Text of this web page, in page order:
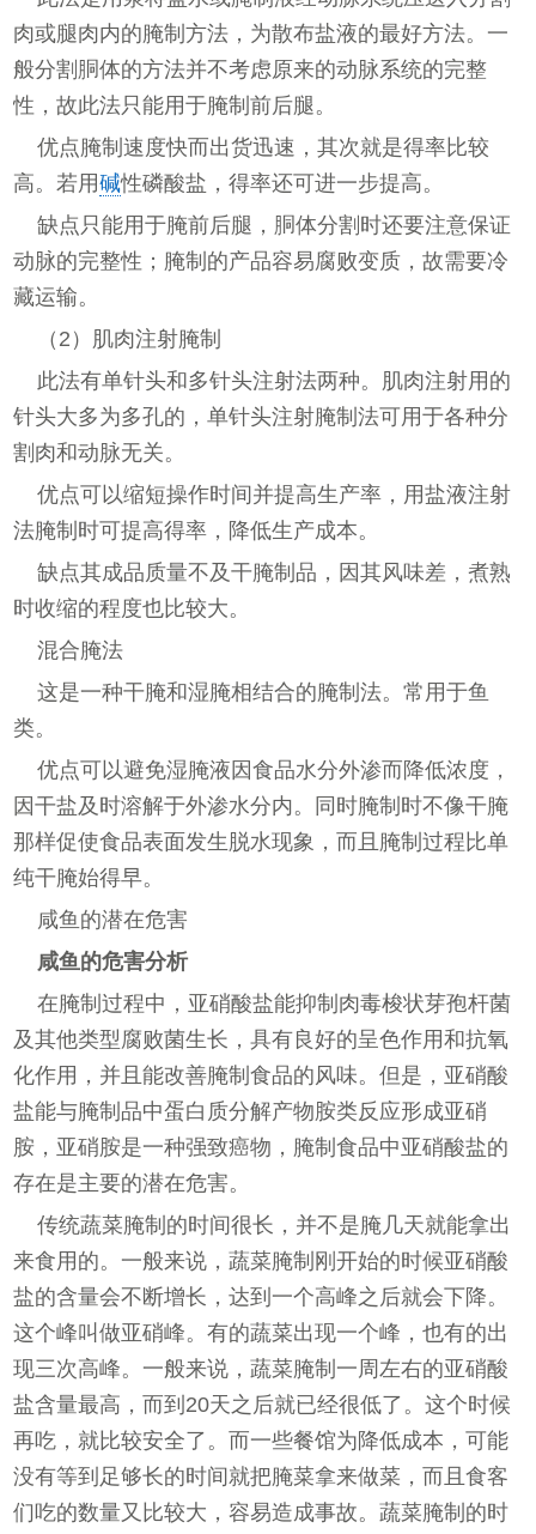
肉或腿肉内的腌制方法，为散布盐液的最好方法。一
般分割胴体的方法并不考虑原来的动脉系统的完整
性，故此法只能用于腌制前后腿。
优点腌制速度快而出货迅速，其次就是得率比较
高。若用碱性磷酸盐，得率还可进一步提高。
缺点只能用于腌前后腿，胴体分割时还要注意保证
动脉的完整性；腌制的产品容易腐败变质，故需要冷
藏运输。
（2）肌肉注射腌制
此法有单针头和多针头注射法两种。肌肉注射用的
针头大多为多孔的，单针头注射腌制法可用于各种分
割肉和动脉无关。
优点可以缩短操作时间并提高生产率，用盐液注射
法腌制时可提高得率，降低生产成本。
缺点其成品质量不及干腌制品，因其风味差，煮熟
时收缩的程度也比较大。
混合腌法
这是一种干腌和湿腌相结合的腌制法。常用于鱼
类。
优点可以避免湿腌液因食品水分外渗而降低浓度，
因干盐及时溶解于外渗水分内。同时腌制时不像干腌
那样促使食品表面发生脱水现象，而且腌制过程比单
纯干腌始得早。
咸鱼的潜在危害
咸鱼的危害分析
在腌制过程中，亚硝酸盐能抑制肉毒梭状芽孢杆菌
及其他类型腐败菌生长，具有良好的呈色作用和抗氧
化作用，并且能改善腌制食品的风味。但是，亚硝酸
盐能与腌制品中蛋白质分解产物胺类反应形成亚硝
胺，亚硝胺是一种强致癌物，腌制食品中亚硝酸盐的
存在是主要的潜在危害。
传统蔬菜腌制的时间很长，并不是腌几天就能拿出
来食用的。一般来说，蔬菜腌制刚开始的时候亚硝酸
盐的含量会不断增长，达到一个高峰之后就会下降。
这个峰叫做亚硝峰。有的蔬菜出现一个峰，也有的出
现三次高峰。一般来说，蔬菜腌制一周左右的亚硝酸
盐含量最高，而到20天之后就已经很低了。这个时候
再吃，就比较安全了。而一些餐馆为降低成本，可能
没有等到足够长的时间就把腌菜拿来做菜，而且食客
们吃的数量又比较大，容易造成事故。蔬菜腌制的时